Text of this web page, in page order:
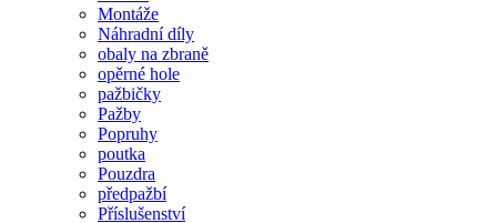
Montáže
Náhradní díly
obaly na zbraně
opěrné hole
pažbičky
Pažby
Popruhy
poutka
Pouzdra
předpažbí
Příslušenství